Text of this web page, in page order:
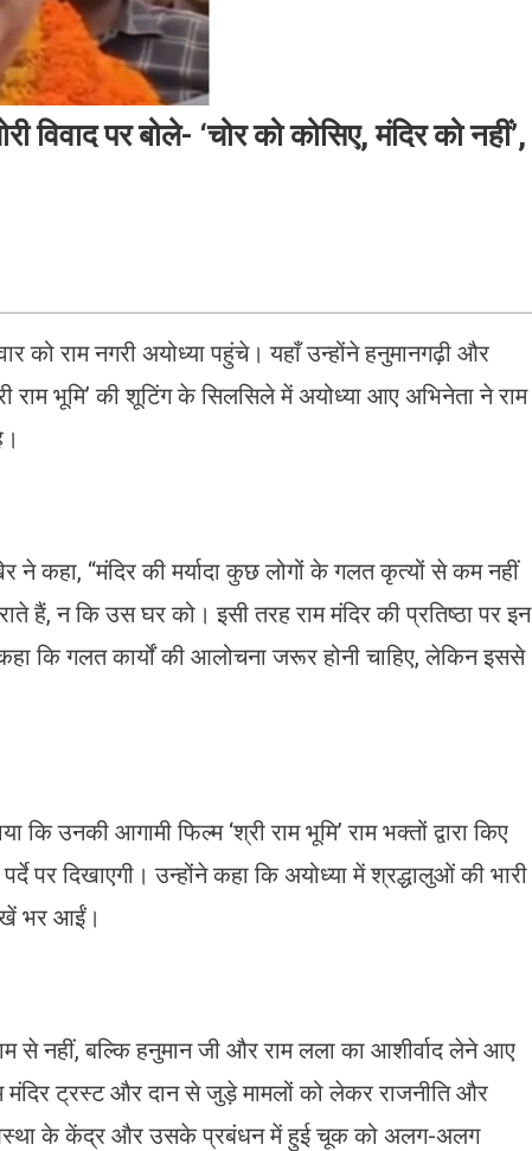
विवाद पर बोले- ‘चोर को कोसिए, मंदिर को नहीं’,
को राम नगरी अयोध्या पहुंचे। यहाँ उन्होंने हनुमानगढ़ी और
राम भूमि’ की शूटिंग के सिलसिले में अयोध्या आए अभिनेता ने राम
ने कहा, “मंदिर की मर्यादा कुछ लोगों के गलत कृत्यों से कम नहीं
हैं, न कि उस घर को। इसी तरह राम मंदिर की प्रतिष्ठा पर इन
कि गलत कार्यों की आलोचना जरूर होनी चाहिए, लेकिन इससे
उनकी आगामी फिल्म ‘श्री राम भूमि’ राम भक्तों द्वारा किए
पर दिखाएगी। उन्होंने कहा कि अयोध्या में श्रद्धालुओं की भारी
भर आईं।
नहीं, बल्कि हनुमान जी और राम लला का आशीर्वाद लेने आए
ट्रस्ट और दान से जुड़े मामलों को लेकर राजनीति और
आस्था के केंद्र और उसके प्रबंधन में हुई चूक को अलग-अलग